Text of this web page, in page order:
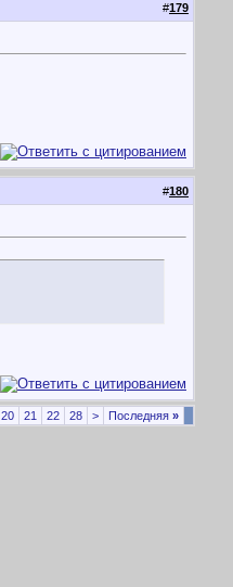
#179
#180
20 21 22 28 > Последняя »